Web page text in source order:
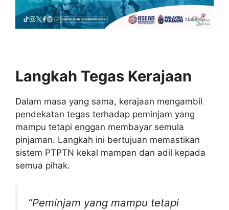
Langkah Tegas Kerajaan
Dalam masa yang sama, kerajaan mengambil
pendekatan tegas terhadap peminjam yang
mampu tetapi enggan membayar semula
pinjaman. Langkah ini bertujuan memastikan
sistem PTPTN kekal mampan dan adil kepada
semua pihak.
“Peminjam yang mampu tetapi